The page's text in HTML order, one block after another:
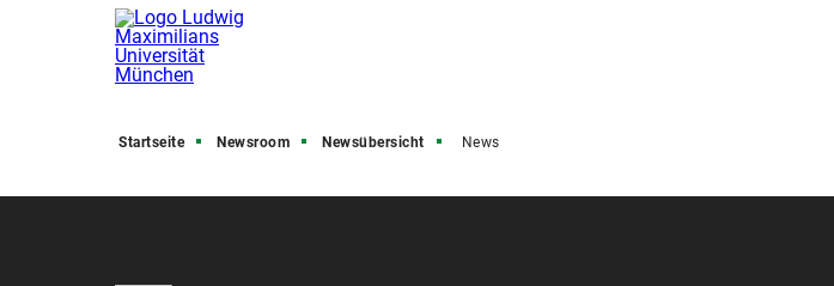
Startseite Newsroom Newsübersicht News